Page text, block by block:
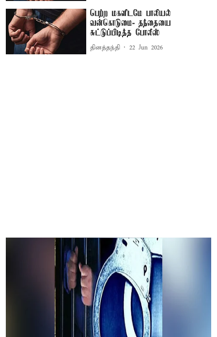
பெற்ற மகளிடமே பாலியல்
வன்கொடுமை- தந்தையை
சுட்டுப்பிடித்த போலீஸ்
தினத்தந்தி 22 Jun 2026